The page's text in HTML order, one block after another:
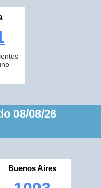
08/08/26
Buenos Aires